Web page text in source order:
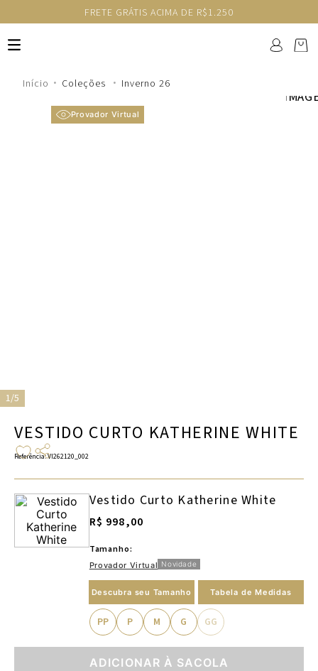
FRETE GRÁTIS ACIMA DE R$1.250
Coleções Inverno 26
Provador Virtual
1/5
VESTIDO CURTO KATHERINE WHITE
Referência:VI262120_002
Vestido Curto Katherine White
R$ 998,00
Tamanho:
Provador Virtual Novidade
Descubra seu Tamanho Tabela de Medidas
PP P M G GG
ADICIONAR À SACOLA